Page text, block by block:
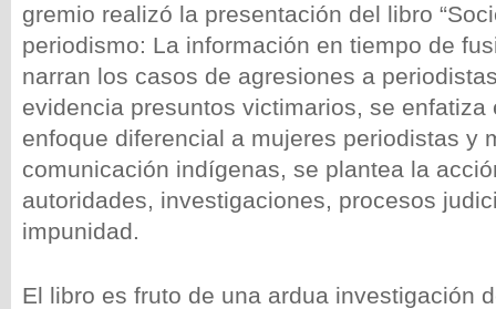
gremio realizó la presentación del libro
periodismo: La información en tiempo de
narran los casos de agresiones a
evidencia presuntos victimarios, se
enfoque diferencial a mujeres periodistas y
comunicación indígenas, se plantea la
autoridades, investigaciones, procesos
impunidad.
El libro es fruto de una ardua investigación